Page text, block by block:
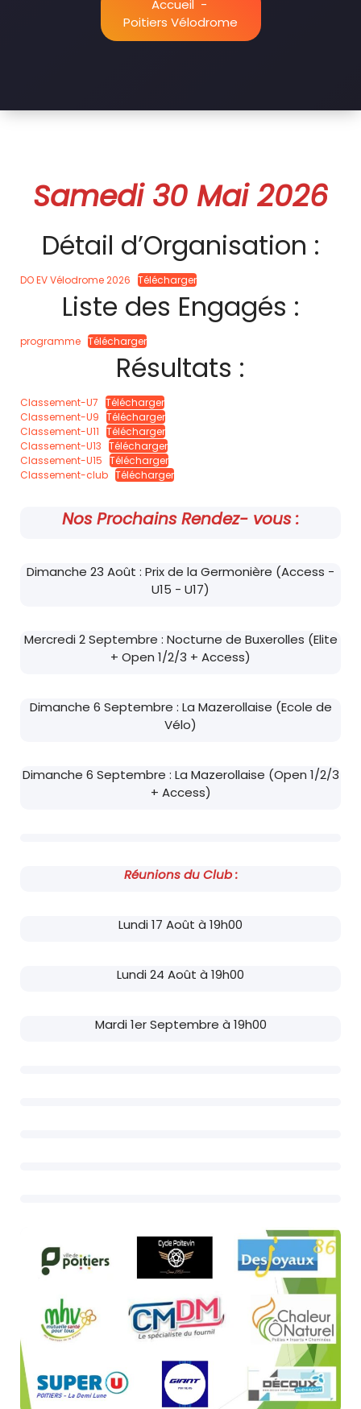
Accueil -
Poitiers Vélodrome
Samedi 30 Mai 2026
Détail d’Organisation :
DO EV Vélodrome 2026 Télécharger
Liste des Engagés :
programme Télécharger
Résultats :
Classement-U7 Télécharger
Classement-U9 Télécharger
Classement-U11 Télécharger
Classement-U13 Télécharger
Classement-U15 Télécharger
Classement-club Télécharger
Nos Prochains Rendez- vous :
Dimanche 23 Août : Prix de la Germonière (Access -
U15 - U17)
Mercredi 2 Septembre : Nocturne de Buxerolles (Elite
+ Open 1/2/3 + Access)
Dimanche 6 Septembre : La Mazerollaise (Ecole de
Vélo)
Dimanche 6 Septembre : La Mazerollaise (Open 1/2/3
+ Access)
Réunions du Club :
Lundi 17 Août à 19h00
Lundi 24 Août à 19h00
Mardi 1er Septembre à 19h00